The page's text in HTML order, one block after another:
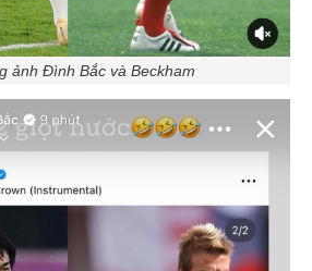
ảnh Đình Bắc và Beckham